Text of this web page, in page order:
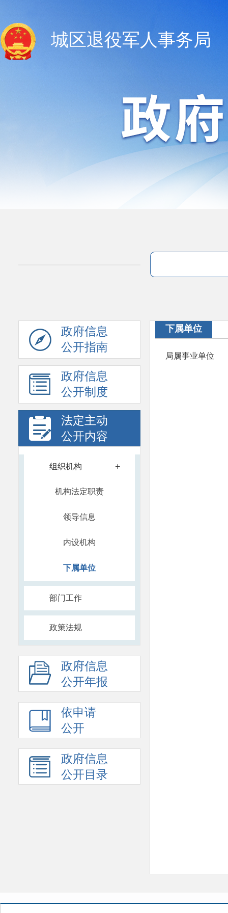
城区退役军人事务局
政府信息
公开指南
政府信息
公开制度
法定主动
公开内容
组织机构 +
机构法定职责
领导信息
内设机构
下属单位
部门工作
政策法规
政府信息
公开年报
依申请
公开
政府信息
公开目录
下属单位
局属事业单位